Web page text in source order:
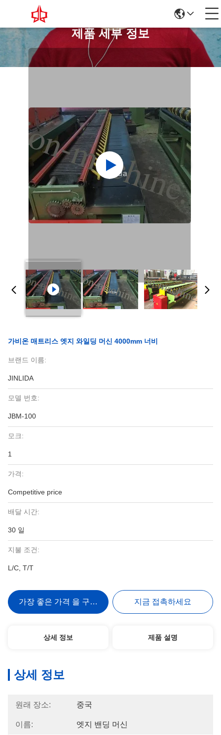
제품 세부 정보
가비온 매트리스 엣지 와일딩 머신 4000mm 너비
브랜드 이름:
JINLIDA
모델 번호:
JBM-100
모크:
1
가격:
Competitive price
배달 시간:
30 일
지불 조건:
L/C, T/T
가장 좋은 가격 을 구하라 지금 접촉하세요
상세 정보 제품 설명
상세 정보
원래 장소: 중국
이름: 엣지 밴딩 머신